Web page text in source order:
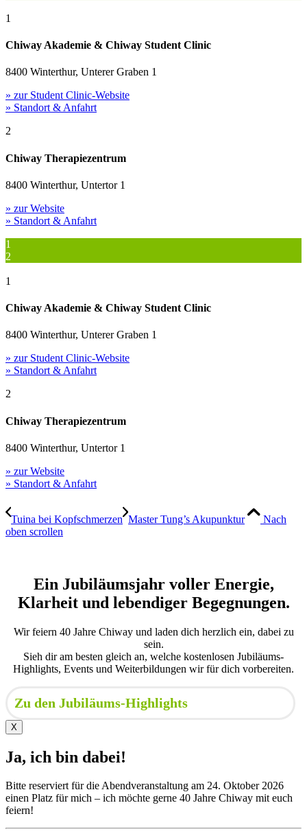
1
Chiway Akademie & Chiway Student Clinic
8400 Winterthur, Unterer Graben 1
» zur Student Clinic-Website
» Standort & Anfahrt
2
Chiway Therapiezentrum
8400 Winterthur, Untertor 1
» zur Website
» Standort & Anfahrt
1
2
1
Chiway Akademie & Chiway Student Clinic
8400 Winterthur, Unterer Graben 1
» zur Student Clinic-Website
» Standort & Anfahrt
2
Chiway Therapiezentrum
8400 Winterthur, Untertor 1
» zur Website
» Standort & Anfahrt
Tuina bei Kopfschmerzen Master Tung’s Akupunktur
Nach
oben scrollen
Ein Jubiläumsjahr voller Energie,
Klarheit und lebendiger Begegnungen.
Wir feiern 40 Jahre Chiway und laden dich herzlich ein, dabei zu
sein.
Sieh dir am besten gleich an, welche kostenlosen Jubiläums-
Highlights, Events und Weiterbildungen wir für dich vorbereiten.
Zu den Jubiläums-Highlights
X
Ja, ich bin dabei!
Bitte reserviert für die Abendveranstaltung am 24. Oktober 2026
einen Platz für mich – ich möchte gerne 40 Jahre Chiway mit euch
feiern!